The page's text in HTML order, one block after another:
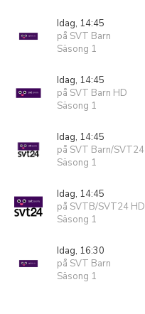
Idag, 14:45
på SVT Barn
Säsong 1
Idag, 14:45
på SVT Barn HD
Säsong 1
Idag, 14:45
på SVT Barn/SVT24
Säsong 1
Idag, 14:45
på SVTB/SVT24 HD
Säsong 1
Idag, 16:30
på SVT Barn
Säsong 1